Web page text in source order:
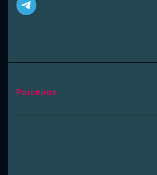
Parceiros